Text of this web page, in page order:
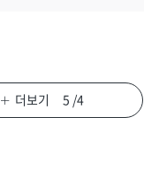
더보기 5 /4